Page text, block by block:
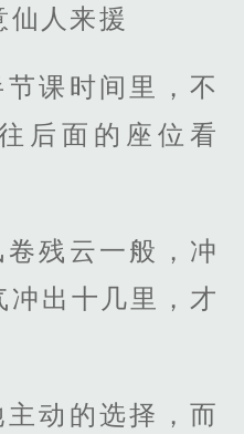
仙人来援
课时间里，不
后面的座位看
残云一般，冲
出十几里，才
动的选择，而